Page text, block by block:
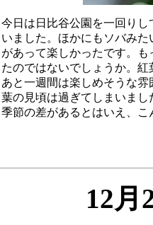
今日は日比谷公園を一回り
いました。ほかにもソバみ
があって楽しかったです。
たのではないでしょうか。
あと一週間は楽しめそうな
葉の見頃は過ぎてしまいま
12月